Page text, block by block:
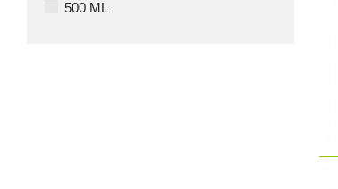
500 ML